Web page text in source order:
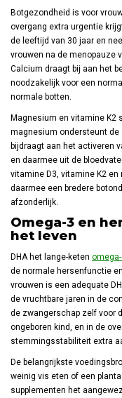
Botgezondheid is voor
overgang extra urgentie
de leeftijd van 30 jaar en
vrouwen na de menopauze
Calcium draagt bij aan het
noodzakelijk voor een
normale botten.
Magnesium en vitamine K2
magnesium ondersteunt de
bijdraagt aan het activeren
en daarmee uit de
vitamine D3, vitamine K2
daarmee een bredere
afzonderlijk.
Omega-3 en
het leven
DHA het lange-keten
de normale hersenfunctie
vrouwen is een adequate
de vruchtbare jaren in de
de zwangerschap zelf voor
ongeboren kind, en in de
stemmingsstabiliteit extra
De belangrijkste
weinig vis eten of een
supplementen het